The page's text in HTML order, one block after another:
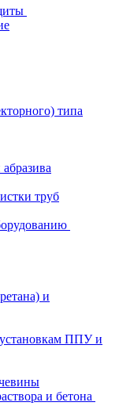
типа
труб
и
ППУ и
и бетона